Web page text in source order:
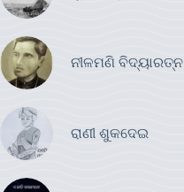
ନୀଳମଣି ବିଦ୍ୟାରତ୍ନ
ରାଣୀ ଶୁକଦେଇ